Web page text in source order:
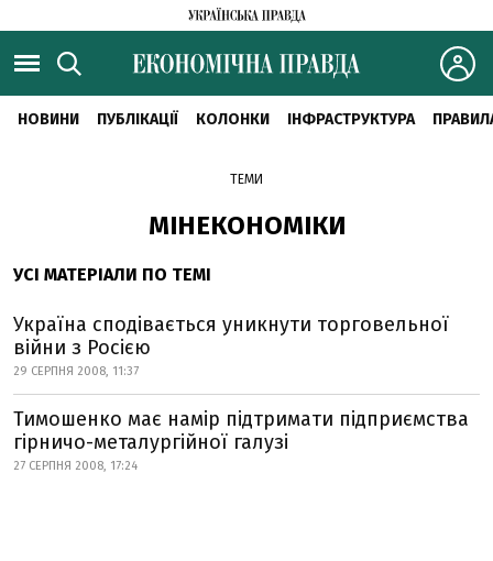
НОВИНИ ПУБЛІКАЦІЇ КОЛОНКИ ІНФРАСТРУКТУРА
ТЕМИ
МІНЕКОНОМІКИ
УСІ МАТЕРІАЛИ ПО ТЕМІ
Україна сподівається уникнути торговельної
війни з Росією
29 СЕРПНЯ 2008, 11:37
Тимошенко має намір підтримати підприємства
гірничо-металургійної галузі
27 СЕРПНЯ 2008, 17:24